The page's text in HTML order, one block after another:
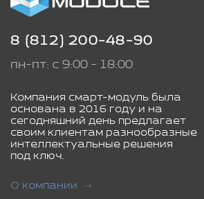
8 (812) 200-48-90
пн-пт: с 9:00 - 18:00
Компания смарт-модуль была
основана в 2016 году и на
сегодняшний день предлагает
своим клиентам разнообразные
интеллектуальные решения
под ключ.
О компании